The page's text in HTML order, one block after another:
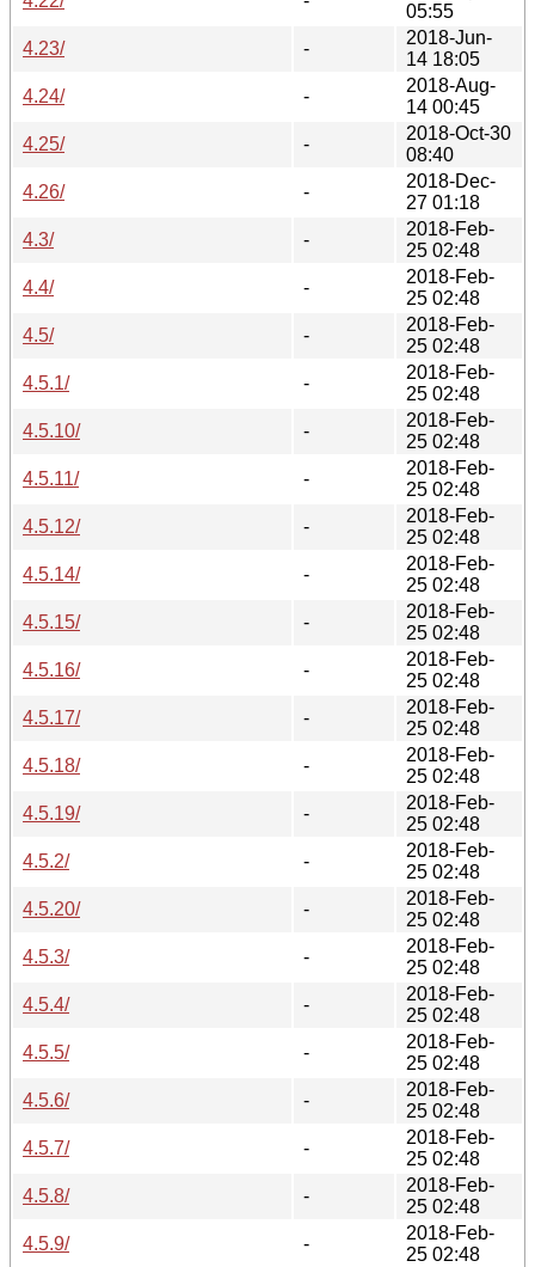
05:55
4.23/
-
2018-Jun-
14 18:05
4.24/
-
2018-Aug-
14 00:45
4.25/
-
2018-Oct-30
08:40
4.26/
-
2018-Dec-
27 01:18
4.3/
-
2018-Feb-
25 02:48
4.4/
-
2018-Feb-
25 02:48
4.5/
-
2018-Feb-
25 02:48
4.5.1/
-
2018-Feb-
25 02:48
4.5.10/
-
2018-Feb-
25 02:48
4.5.11/
-
2018-Feb-
25 02:48
4.5.12/
-
2018-Feb-
25 02:48
4.5.14/
-
2018-Feb-
25 02:48
4.5.15/
-
2018-Feb-
25 02:48
4.5.16/
-
2018-Feb-
25 02:48
4.5.17/
-
2018-Feb-
25 02:48
4.5.18/
-
2018-Feb-
25 02:48
4.5.19/
-
2018-Feb-
25 02:48
4.5.2/
-
2018-Feb-
25 02:48
4.5.20/
-
2018-Feb-
25 02:48
4.5.3/
-
2018-Feb-
25 02:48
4.5.4/
-
2018-Feb-
25 02:48
4.5.5/
-
2018-Feb-
25 02:48
4.5.6/
-
2018-Feb-
25 02:48
4.5.7/
-
2018-Feb-
25 02:48
4.5.8/
-
2018-Feb-
25 02:48
4.5.9/
-
2018-Feb-
25 02:48